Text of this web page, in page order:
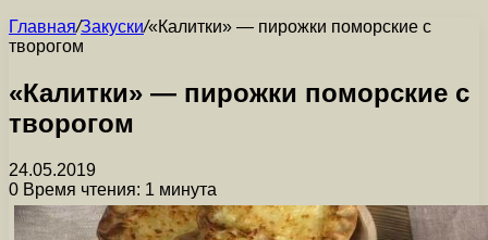
Главная/Закуски/«Калитки» — пирожки поморские с
творогом
«Калитки» — пирожки поморские с
творогом
24.05.2019
0 Время чтения: 1 минута